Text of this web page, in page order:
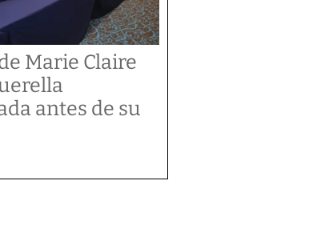
Marie Claire
antes de su